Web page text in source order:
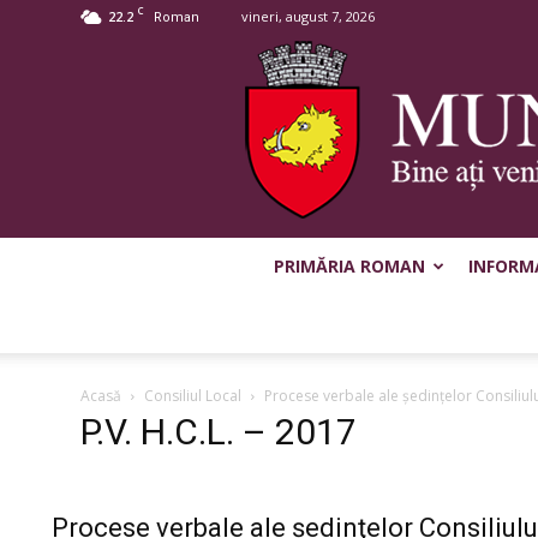
22.2 C Roman vineri, august 7, 2026
PRIMĂRIA ROMAN
Acasă Consiliul Local Procese verbale ale şedinţelor
P.V. H.C.L. – 2017
Procese verbale ale şedinţelor